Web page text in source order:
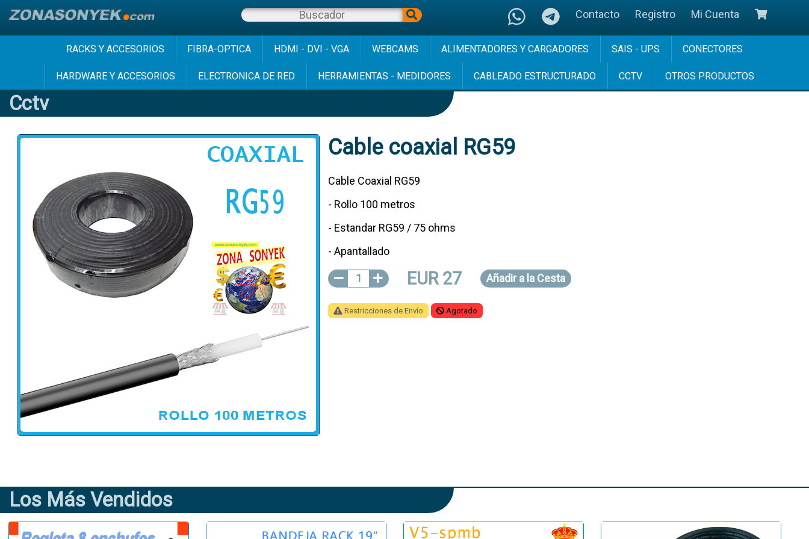
Mi Cuenta
Registro
Contacto
RACKS Y ACCESORIOS FIBRA-OPTICA HDMI - DVI - VGA WEBCAMS ALIMENTADORES Y CARGADORES SAIS - UPS CONECTORES
HARDWARE Y ACCESORIOS ELECTRONICA DE RED HERRAMIENTAS - MEDIDORES CABLEADO ESTRUCTURADO CCTV OTROS PRODUCTOS
Cctv
Cable coaxial RG59
Cable Coaxial RG59
- Rollo 100 metros
- Estandar RG59 / 75 ohms
- Apantallado
1 EUR 27 Añadira la Cesta
Restricciones de Envío Agotado
Los Más Vendidos